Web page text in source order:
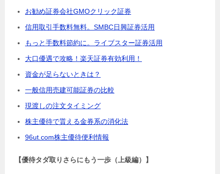
お勧め証券会社GMOクリック証券
信用取引手数料無料。SMBC日興証券活用
もっと手数料節約に。ライブスター証券活用
大口優遇で攻略！楽天証券有効利用！
資金が足らないときは？
一般信用売建可能証券の比較
現渡しの注文タイミング
株主優待で貰える金券系の消化法
96ut.com株主優待便利情報
【優待タダ取りさらにもう一歩（上級編）】